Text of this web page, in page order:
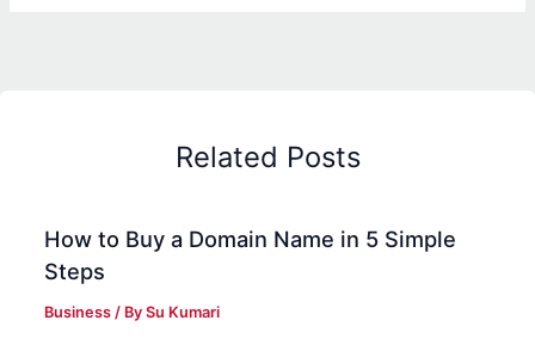
Related Posts
How to Buy a Domain Name in 5 Simple
Steps
Business / BySu Kumari